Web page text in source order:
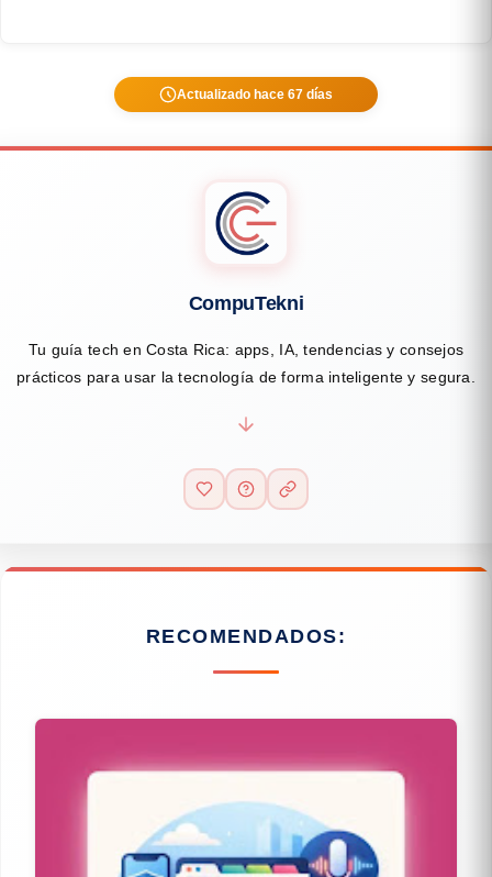
Actualizado hace 67 días
CompuTekni
Tu guía tech en Costa Rica: apps, IA, tendencias y consejos
prácticos para usar la tecnología de forma inteligente y segura.
RECOMENDADOS: